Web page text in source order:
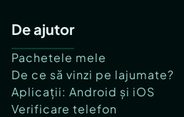
De ajutor
Pachetele mele
De ce să vinzi pe lajumate?
Aplicații: Android și iOS
Verificare telefon